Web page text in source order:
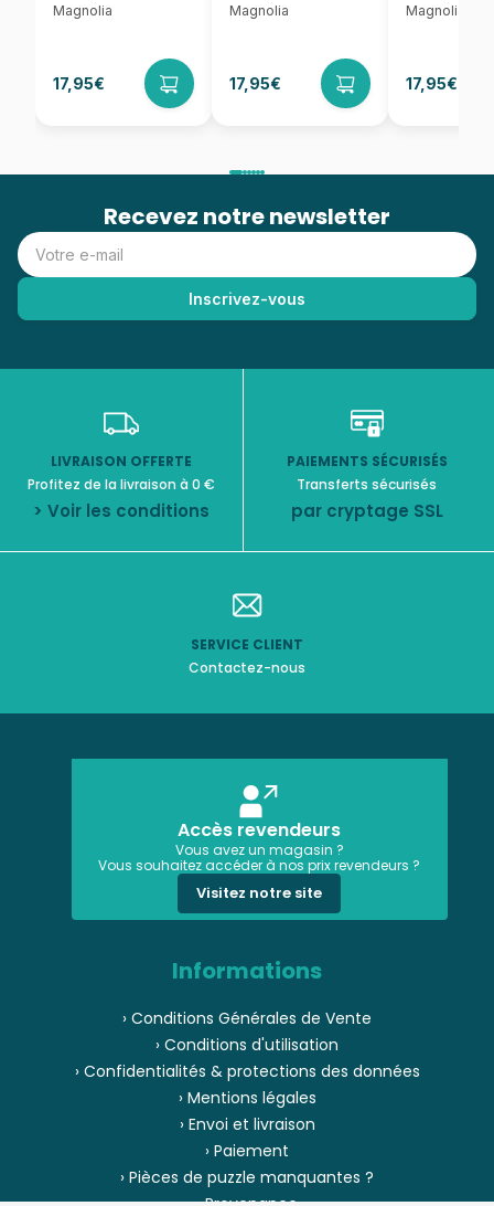
Magnolia
17,95€
Magnolia
17,95€
Magnolia
17,95€
Recevez notre newsletter
LIVRAISON OFFERTE
Profitez de la livraison à 0 €
> Voir les conditions
PAIEMENTS SÉCURISÉS
Transferts sécurisés
par cryptage SSL
SERVICE CLIENT
Contactez-nous
Accès revendeurs
Vous avez un magasin ?
Vous souhaitez accéder à nos prix revendeurs ?
Visitez notre site
Informations
› Conditions Générales de Vente
› Conditions d'utilisation
› Confidentialités & protections des données
› Mentions légales
› Envoi et livraison
› Paiement
› Pièces de puzzle manquantes ?